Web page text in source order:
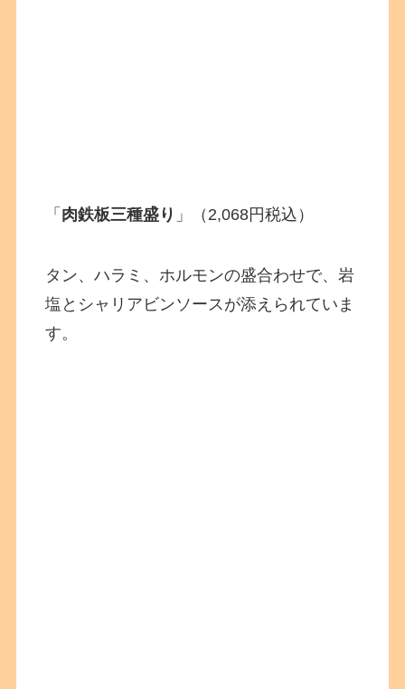
「 肉鉄板三種盛り 」（2,068円税込）
タン、ハラミ、ホルモンの盛合わせで、岩
塩とシャリアビンソースが添えられていま
す。